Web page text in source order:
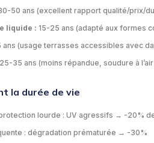
50 ans (excellent rapport qualité/prix/
liquide : 15-25 ans (adapté aux formes
ans (usage terrasses accessibles avec
25-35 ans (moins répandue, soudure à
la durée de vie
lourde : UV agressifs → -20%
: dégradation prématurée → -30%